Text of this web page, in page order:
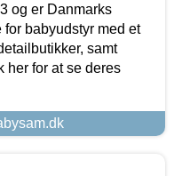
og er Danmarks
babyudstyr med et
samt
her for at se deres